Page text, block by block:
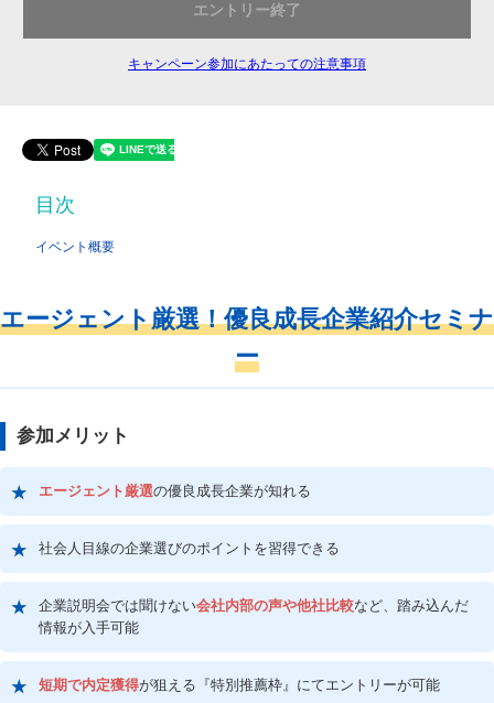
エントリー終了
キャンペーン参加にあたっての注意事項
目次
イベント概要
エージェント厳選！優良成長企業紹介セミナ
ー
参加メリット
エージェント厳選の優良成長企業が知れる
社会人目線の企業選びのポイントを習得できる
企業説明会では聞けない会社内部の声や他社比較など、踏み込んだ
情報が入手可能
短期で内定獲得が狙える『特別推薦枠』にてエントリーが可能